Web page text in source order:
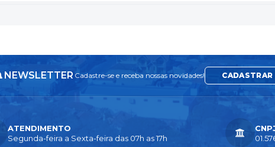
NEWSLETTER Cadastre-se e receba nossas novidades! CADASTRAR
ATENDIMENTO
Segunda-feira a Sexta-feira das 07h as 17h